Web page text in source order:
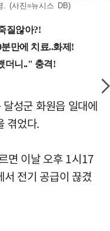
. (사진=뉴시스 DB)
성군 화원읍 일대에
겪었다.
면 이날 오후 1시17
전기 공급이 끊겼